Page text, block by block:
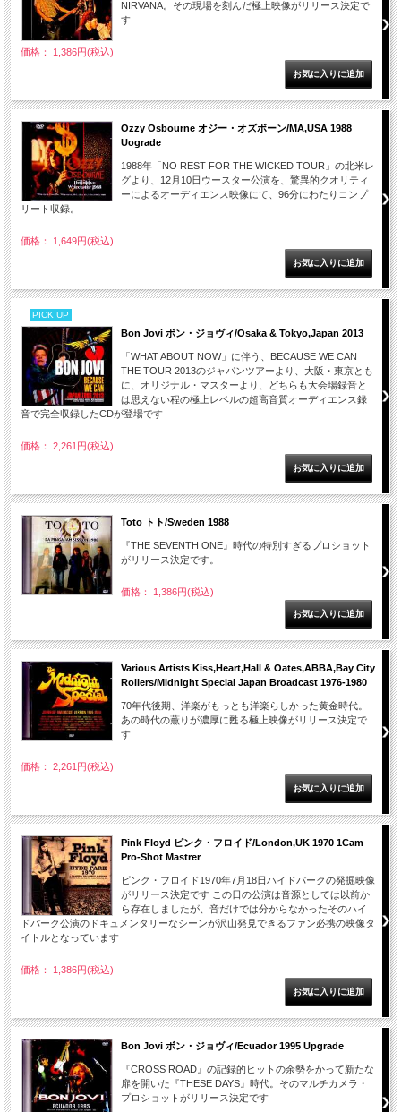
NIRVANA。その現場を刻んだ極上映像がリリース決定で
す
価格： 1,386円(税込)
Ozzy Osbourne オジー・オズボーン/MA,USA 1988
Uograde
1988年「NO REST FOR THE WICKED TOUR」の北米レ
グより、12月10日ウースター公演を、驚異的クオリティ
ーによるオーディエンス映像にて、96分にわたりコンプ
リート収録。
価格： 1,649円(税込)
PICK UP
Bon Jovi ボン・ジョヴィ/Osaka & Tokyo,Japan 2013
「WHAT ABOUT NOW」に伴う、BECAUSE WE CAN
THE TOUR 2013のジャパンツアーより、大阪・東京とも
に、オリジナル・マスターより、どちらも大会場録音と
は思えない程の極上レベルの超高音質オーディエンス録
音で完全収録したCDが登場です
価格： 2,261円(税込)
Toto トト/Sweden 1988
『THE SEVENTH ONE』時代の特別すぎるプロショット
がリリース決定です。
価格： 1,386円(税込)
Various Artists Kiss,Heart,Hall & Oates,ABBA,Bay City
Rollers/MIdnight Special Japan Broadcast 1976-1980
70年代後期、洋楽がもっとも洋楽らしかった黄金時代。
あの時代の薫りが濃厚に甦る極上映像がリリース決定で
す
価格： 2,261円(税込)
Pink Floyd ピンク・フロイド/London,UK 1970 1Cam
Pro-Shot Mastrer
ピンク・フロイド1970年7月18日ハイドパークの発掘映像
がリリース決定です この日の公演は音源としては以前か
ら存在しましたが、音だけでは分からなかったそのハイ
ドパーク公演のドキュメンタリーなシーンが沢山発見できるファン必携の映像タ
イトルとなっています
価格： 1,386円(税込)
Bon Jovi ボン・ジョヴィ/Ecuador 1995 Upgrade
『CROSS ROAD』の記録的ヒットの余勢をかって新たな
扉を開いた『THESE DAYS』時代。そのマルチカメラ・
プロショットがリリース決定です